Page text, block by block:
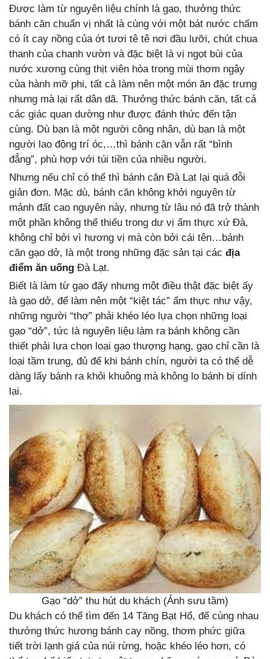
Được làm từ nguyên liệu chính là gạo, thưởng thức
bánh căn chuẩn vị nhất là cùng với một bát nước chấm
có ít cay nồng của ớt tươi tê tê nơi đầu lưỡi, chút chua
thanh của chanh vườn và đặc biệt là vị ngọt bùi của
nước xương cùng thịt viên hòa trong mùi thơm ngậy
của hành mỡ phi, tất cả làm nên một món ăn đặc trưng
nhưng mà lại rất dân dã. Thưởng thức bánh căn, tất cả
các giác quan dường như được đánh thức đến tận
cùng. Dù bạn là một người công nhân, dù bạn là một
người lao động trí óc,…thì bánh căn vẫn rất “bình
đẳng”, phù hợp với túi tiền của nhiều người.
Nhưng nếu chỉ có thế thì bánh căn Đà Lạt lại quá đỗi
giản đơn. Mặc dù, bánh căn không khởi nguyên từ
mảnh đất cao nguyên này, nhưng từ lâu nó đã trở thành
một phần không thể thiếu trong dư vị ẩm thực xứ Đà,
không chỉ bởi vì hương vị mà còn bởi cái tên…bánh
căn gạo dở, là một trong những đặc sản tại các địa
điểm ăn uống Đà Lạt.
Biết là làm từ gạo đấy nhưng một điều thật đặc biệt ấy
là gạo dở, để làm nên một “kiệt tác” ẩm thực như vậy,
những người “thợ” phải khéo léo lựa chọn những loại
gạo “dở”, tức là nguyên liệu làm ra bánh không cần
thiết phải lựa chọn loại gạo thượng hạng, gạo chỉ cần là
loại tầm trung, đủ để khi bánh chín, người ta có thể dễ
dàng lấy bánh ra khỏi khuông mà không lo bánh bị dính
lại.
Gạo “dở” thu hút du khách (Ảnh sưu tầm)
Du khách có thể tìm đến 14 Tăng Bạt Hổ, để cùng nhau
thưởng thức hương bánh cay nồng, thơm phức giữa
tiết trời lạnh giá của núi rừng, hoặc khéo léo hơn, có